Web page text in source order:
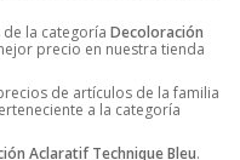
la categoría Decoloración
precio en nuestra tienda
de artículos de la familia
a la categoría
Aclaratif Technique Bleu.